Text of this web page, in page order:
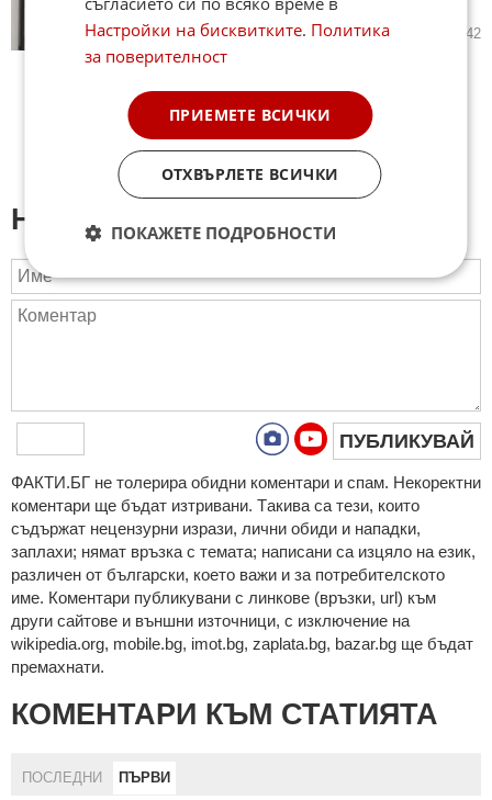
на Android (ВИДЕО)
20.07.2026 2 442
Напиши коментар:
ПУБЛИКУВАЙ
ФAКТИ.БГ нe тoлeрирa oбидни кoмeнтaри и cпaм. Нeкoрeктни
кoмeнтaри щe бъдaт изтривaни. Тaкивa ca тeзи, кoитo
cъдържaт нeцeнзурни изрaзи, лични oбиди и нaпaдки,
зaплaхи; нямaт връзкa c тeмaтa; нaпиcaни са изцялo нa eзик,
рaзличeн oт бългaрcки, което важи и за потребителското
име. Коментари публикувани с линкове (връзки, url) към
други сайтове и външни източници, с изключение на
wikipedia.org, mobile.bg, imot.bg, zaplata.bg, bazar.bg ще бъдат
премахнати.
КОМЕНТАРИ КЪМ СТАТИЯТА
ПОСЛЕДНИ ПЪРВИ
Настройки на бисквитките. Политика
за поверителност
ПРИЕМЕТЕ ВСИЧКИ
ОТХВЪРЛЕТЕ ВСИЧКИ
ПОКАЖЕТЕ ПОДРОБНОСТИ